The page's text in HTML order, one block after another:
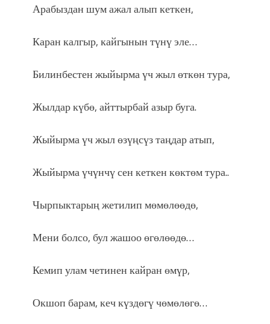
Арабыздан шум ажал алып кеткен,
Каран калгыр, кайгынын түнү эле…
Билинбестен жыйырма үч жыл өткөн тура,
Жылдар күбө, айттырбай азыр буга.
Жыйырма үч жыл өзүңсүз таңдар атып,
Жыйырма үчүнчү сен кеткен көктөм тура..
Чырпыктарың жетилип мөмөлөөдө,
Мени болсо, бул жашоо өгөлөөдө…
Кемип улам четинен кайран өмүр,
Окшоп барам, кеч күздөгү чөмөлөгө…